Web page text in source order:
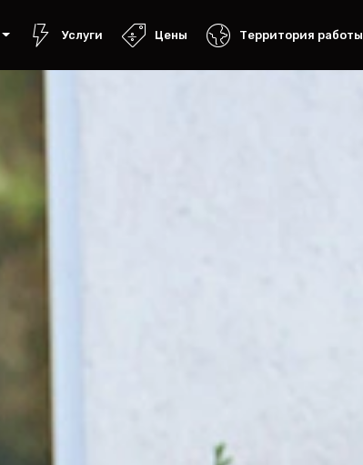
Услуги Цены Территория работы